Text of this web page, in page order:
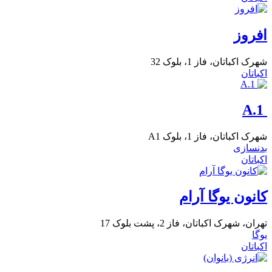
افروز
شهرک اکباتان، فاز 1، بلوک 32
اکباتان
شهرک اکباتان، فاز 1، بلوک A1
بدنسازی
اکباتان
کانون یوگا آرام
تهران، شهرک اکباتان، فاز 2، پشت بلوک 17
یوگا
اکباتان